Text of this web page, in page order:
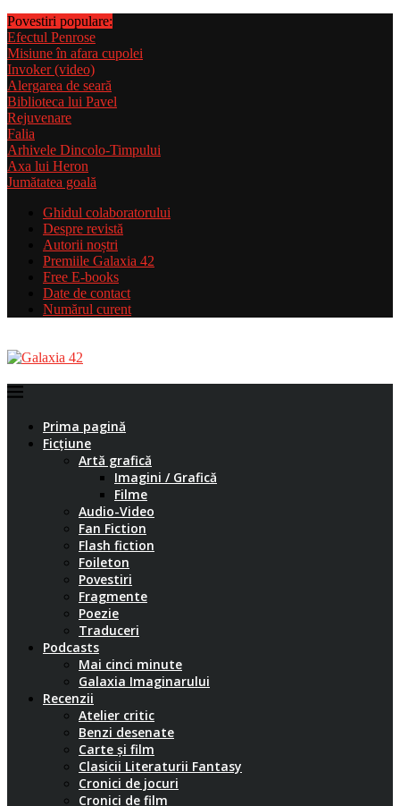
Povestiri populare:
Efectul Penrose
Misiune în afara cupolei
Invoker (video)
Alergarea de seară
Biblioteca lui Pavel
Rejuvenare
Falia
Arhivele Dincolo-Timpului
Axa lui Heron
Jumătatea goală
Ghidul colaboratorului
Despre revistă
Autorii noștri
Premiile Galaxia 42
Free E-books
Date de contact
Numărul curent
Prima pagină
Ficțiune
Artă grafică
Imagini / Grafică
Filme
Audio-Video
Fan Fiction
Flash fiction
Foileton
Povestiri
Fragmente
Poezie
Traduceri
Podcasts
Mai cinci minute
Galaxia Imaginarului
Recenzii
Atelier critic
Benzi desenate
Carte și film
Clasicii Literaturii Fantasy
Cronici de jocuri
Cronici de film